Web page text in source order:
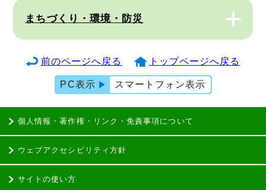
まちづくり・環境・防災
前のページへ戻る トップページへ戻る
PC表示 スマートフォン表示
個人情報・著作権・リンク・免責事項について
ウェブアクセシビリティ方針
サイトの使い方